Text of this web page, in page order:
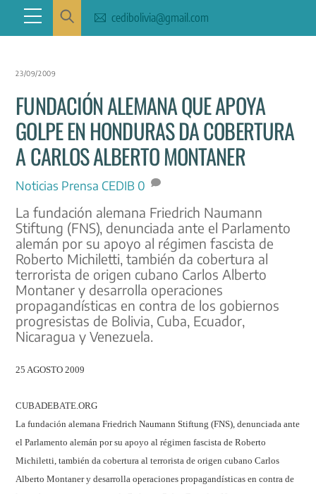
content
Menu cedibolivia@gmail.com
23/09/2009
FUNDACIÓN ALEMANA QUE APOYA
GOLPE EN HONDURAS DA COBERTURA
A CARLOS ALBERTO MONTANER
Noticias Prensa CEDIB 0
La fundación alemana Friedrich Naumann
Stiftung (FNS), denunciada ante el Parlamento
alemán por su apoyo al régimen fascista de
Roberto Michiletti, también da cobertura al
terrorista de origen cubano Carlos Alberto
Montaner y desarrolla operaciones
propagandísticas en contra de los gobiernos
progresistas de Bolivia, Cuba, Ecuador,
Nicaragua y Venezuela.
25 AGOSTO 2009
CUBADEBATE.ORG
La fundación alemana Friedrich Naumann Stiftung (FNS), denunciada ante
el Parlamento alemán por su apoyo al régimen fascista de Roberto
Michiletti, también da cobertura al terrorista de origen cubano Carlos
Alberto Montaner y desarrolla operaciones propagandísticas en contra de